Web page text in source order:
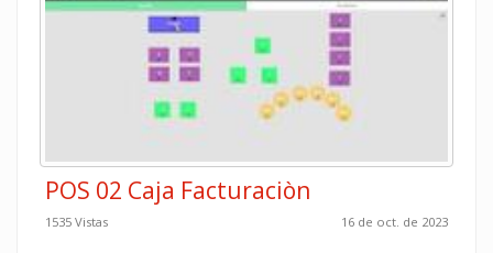
POS 02 Caja Facturaciòn
1535 Vistas 16 de oct. de 2023